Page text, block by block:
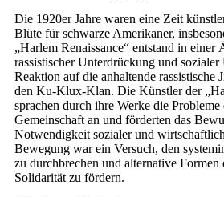
Die 1920er Jahre waren eine Zeit
Blüte für schwarze Amerikaner,
„Harlem Renaissance“ entstand in einer
rassistischer Unterdrückung und
Reaktion auf die anhaltende rassistische
den Ku-Klux-Klan. Die Künstler der
sprachen durch ihre Werke die
Gemeinschaft an und förderten das
Notwendigkeit sozialer und
Bewegung war ein Versuch, den
zu durchbrechen und alternative Formen
Solidarität zu fördern.